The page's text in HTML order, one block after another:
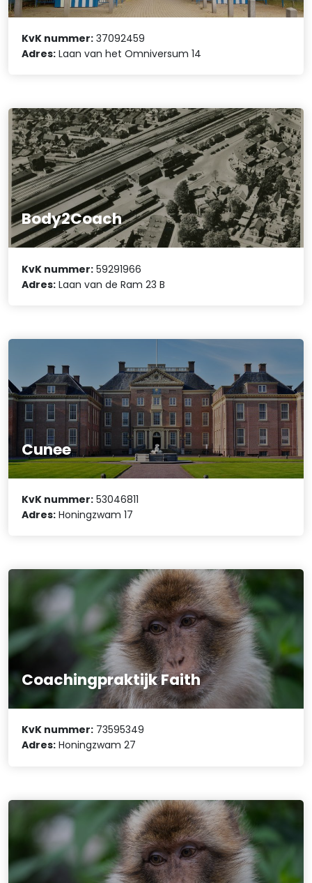
KvK nummer: 37092459
Adres: Laan van het Omniversum 14
Body2Coach
KvK nummer: 59291966
Adres: Laan van de Ram 23 B
Cunee
KvK nummer: 53046811
Adres: Honingzwam 17
Coachingpraktijk Faith
KvK nummer: 73595349
Adres: Honingzwam 27